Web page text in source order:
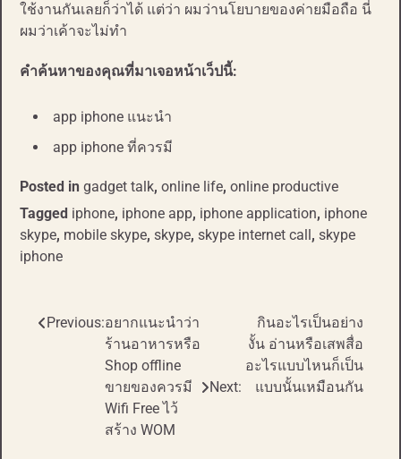
ใช้งานกันเลยก็ว่าได้ แต่ว่า ผมว่านโยบายของค่ายมือถือ นี่
ผมว่าเค้าจะไม่ทำ
คำค้นหาของคุณที่มาเจอหน้าเว็ปนี้:
app iphone แนะนำ
app iphone ที่ควรมี
Posted in gadget talk, online life, online productive
Tagged iphone, iphone app, iphone application, iphone
skype, mobile skype, skype, skype internet call, skype
iphone
Post
navigation
Previous:อยากแนะนำว่า
ร้านอาหารหรือ
Shop offline
ขายของควรมี
Wifi Free ไว้
สร้าง WOM
Next:
กินอะไรเป็นอย่าง
งั้น อ่านหรือเสพสื่อ
อะไรแบบไหนก็เป็น
แบบนั้นเหมือนกัน